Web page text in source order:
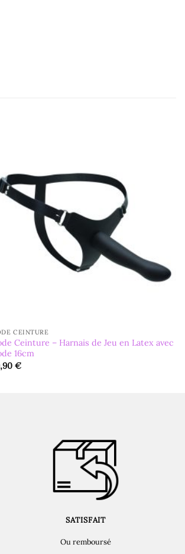
CEINTURE
Ceinture – Harnais de Jeu en Latex avec
16cm
€
SATISFAIT
Ou remboursé